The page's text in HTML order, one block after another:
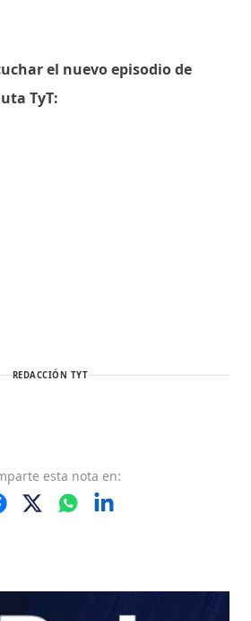
el nuevo episodio de
TyT:
REDACCIÓN TYT
esta nota en: